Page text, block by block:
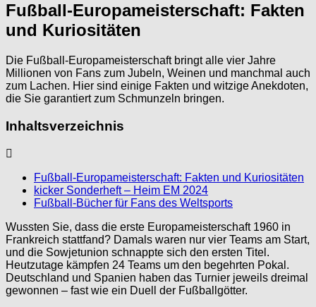
Fußball-Europameisterschaft: Fakten
und Kuriositäten
Die Fußball-Europameisterschaft bringt alle vier Jahre
Millionen von Fans zum Jubeln, Weinen und manchmal auch
zum Lachen. Hier sind einige Fakten und witzige Anekdoten,
die Sie garantiert zum Schmunzeln bringen.
Inhaltsverzeichnis
Fußball-Europameisterschaft: Fakten und Kuriositäten
kicker Sonderheft – Heim EM 2024
Fußball-Bücher für Fans des Weltsports
Wussten Sie, dass die erste Europameisterschaft 1960 in
Frankreich stattfand? Damals waren nur vier Teams am Start,
und die Sowjetunion schnappte sich den ersten Titel.
Heutzutage kämpfen 24 Teams um den begehrten Pokal.
Deutschland und Spanien haben das Turnier jeweils dreimal
gewonnen – fast wie ein Duell der Fußballgötter.